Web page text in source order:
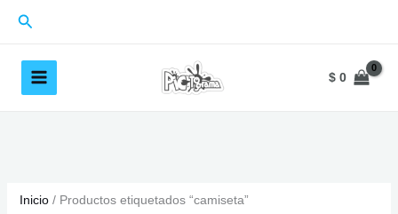
Buscar
$ 0
Inicio/ Productos etiquetados “camiseta”